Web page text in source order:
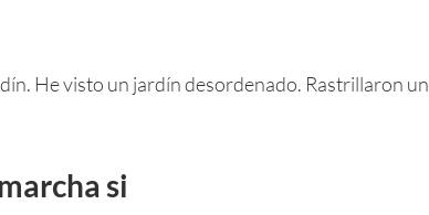
He visto un jardín desordenado. Rastrillaron un
si